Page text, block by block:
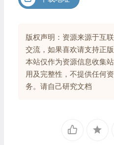
版权声明：资源来源于互
交流，如果喜欢请支持正版
本站仅作为资源信息收集
用及完整性，不提供任何
务。请自己研究文档